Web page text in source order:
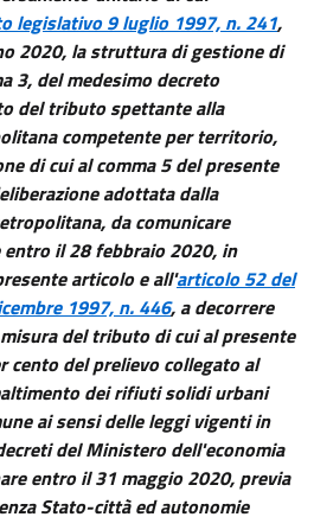
legislativo 9 luglio 1997, n. 241,
2020, la struttura di gestione di
3, del medesimo decreto
del tributo spettante alla
competente per territorio,
di cui al comma 5 del presente
adottata dalla
da comunicare
il 28 febbraio 2020, in
articolo e all'articolo 52 del
1997, n. 446, a decorrere
del tributo di cui al presente
cento del prelievo collegato al
dei rifiuti solidi urbani
ai sensi delle leggi vigenti in
del Ministero dell'economia
entro il 31 maggio 2020, previa
Stato-città ed autonomie